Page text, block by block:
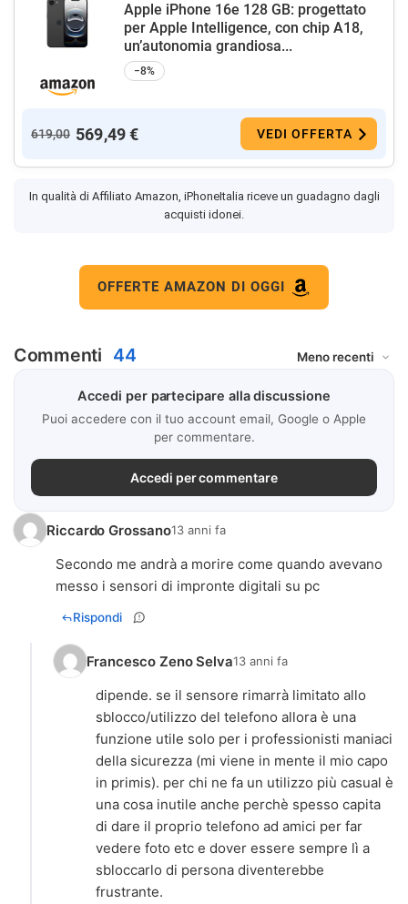
Apple iPhone 16e 128 GB: progettato
per Apple Intelligence, con chip A18,
un’autonomia grandiosa...
−8%
619,00 569,49 € VEDI OFFERTA
In qualità di Affiliato Amazon, iPhoneItalia riceve un guadagno dagli
acquisti idonei.
OFFERTE AMAZON DI OGGI
Commenti 44
Accedi per partecipare alla discussione
Puoi accedere con il tuo account email, Google o Apple
per commentare.
Accedi per commentare
Riccardo Grossano13 anni fa
Secondo me andrà a morire come quando avevano
messo i sensori di impronte digitali su pc
Rispondi
Francesco Zeno Selva13 anni fa
dipende. se il sensore rimarrà limitato allo
sblocco/utilizzo del telefono allora è una
funzione utile solo per i professionisti maniaci
della sicurezza (mi viene in mente il mio capo
in primis). per chi ne fa un utilizzo più casual è
una cosa inutile anche perchè spesso capita
di dare il proprio telefono ad amici per far
vedere foto etc e dover essere sempre lì a
sbloccarlo di persona diventerebbe
frustrante.